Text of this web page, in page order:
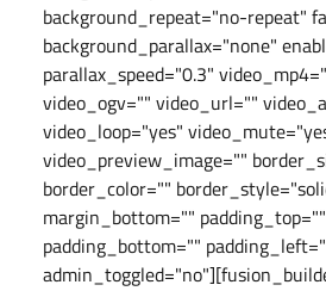
background_repeat="no-repeat"
background_parallax="none"
parallax_speed="0.3"
video_ogv="" video_url=""
video_loop="yes"
video_preview_image=""
border_color=""
margin_bottom=""
padding_bottom=""